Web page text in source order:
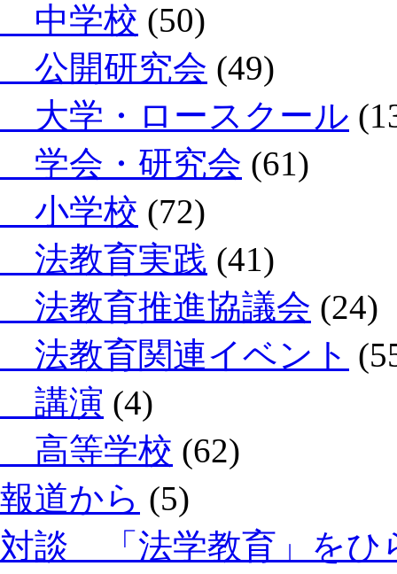
中学校 (50)
公開研究会 (49)
大学・ロースクール
学会・研究会 (61)
小学校 (72)
法教育実践 (41)
法教育推進協議会 (24)
法教育関連イベント
講演 (4)
高等学校 (62)
報道から (5)
対談 「法学教育」をひ